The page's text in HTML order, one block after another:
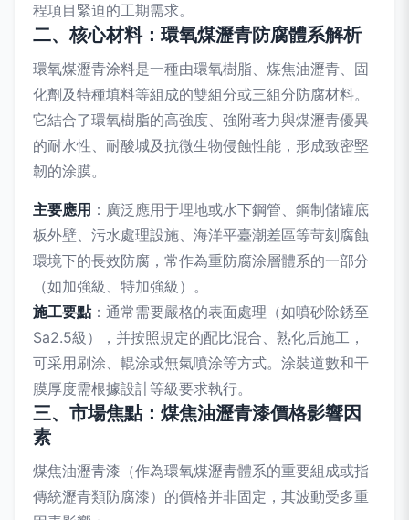
程項目緊迫的工期需求。
二、核心材料：環氧煤瀝青防腐體系解析
環氧煤瀝青涂料是一種由環氧樹脂、煤焦油瀝青、固
化劑及特種填料等組成的雙組分或三組分防腐材料。
它結合了環氧樹脂的高強度、強附著力與煤瀝青優異
的耐水性、耐酸堿及抗微生物侵蝕性能，形成致密堅
韌的涂膜。
主要應用 ：廣泛應用于埋地或水下鋼管、鋼制儲罐底
板外壁、污水處理設施、海洋平臺潮差區等苛刻腐蝕
環境下的長效防腐，常作為重防腐涂層體系的一部分
（如加強級、特加強級）。
施工要點：通常需要嚴格的表面處理（如噴砂除銹至
Sa2.5級），并按照規定的配比混合、熟化后施工，
可采用刷涂、輥涂或無氣噴涂等方式。涂裝道數和干
膜厚度需根據設計等級要求執行。
三、市場焦點：煤焦油瀝青漆價格影響因
素
煤焦油瀝青漆（作為環氧煤瀝青體系的重要組成或指
傳統瀝青類防腐漆）的價格并非固定，其波動受多重